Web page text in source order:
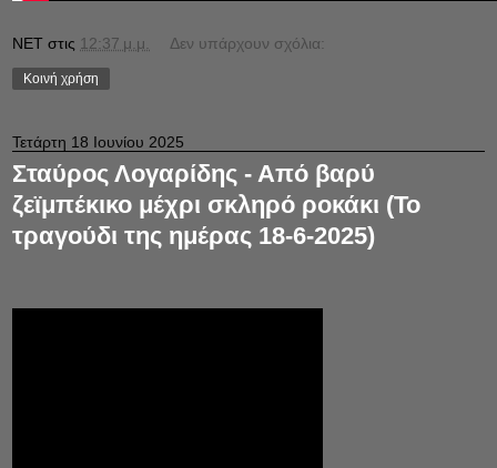
NET στις 12:37 μ.μ. Δεν υπάρχουν σχόλια:
Κοινή χρήση
Τετάρτη 18 Ιουνίου 2025
Σταύρος Λογαρίδης - Από βαρύ
ζεϊμπέκικο μέχρι σκληρό ροκάκι (Το
τραγούδι της ημέρας 18-6-2025)